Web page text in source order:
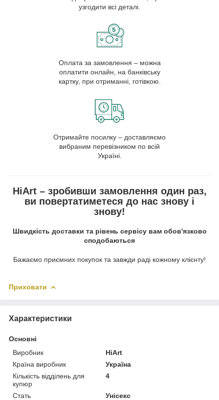
узгодити всі деталі.
Оплата за замовлення – можна
оплатити онлайн, на банківську
картку, при отриманні, готівкою.
Отримайте посилку – доставляємо
вибраним перевізником по всій
Україні.
HiArt – зробивши замовлення один раз,
ви повертатиметеся до нас знову і
знову!
Швидкість доставки та рівень сервісу вам обов'язково
сподобаються
Бажаємо приємних покупок та завжди раді кожному клієнту!
Приховати
Характеристики
Основні
Виробник
HiArt
Країна виробник
Україна
Кількість відділень для
купюр
4
Стать
Унісекс